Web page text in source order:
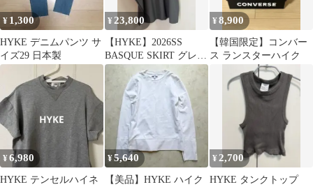
¥ 1,300
HYKE デニムパンツ サ
イズ29 日本製
¥ 23,800
【HYKE】2026SS
BASQUE SKIRT グレー
サイズ2
¥8,900
【韓国限定】コンバー
ス ランスターハイク
¥6,980
HYKE テンセルハイネ
¥5,640
【美品】HYKE ハイク
¥2,700
HYKE タンクトップ